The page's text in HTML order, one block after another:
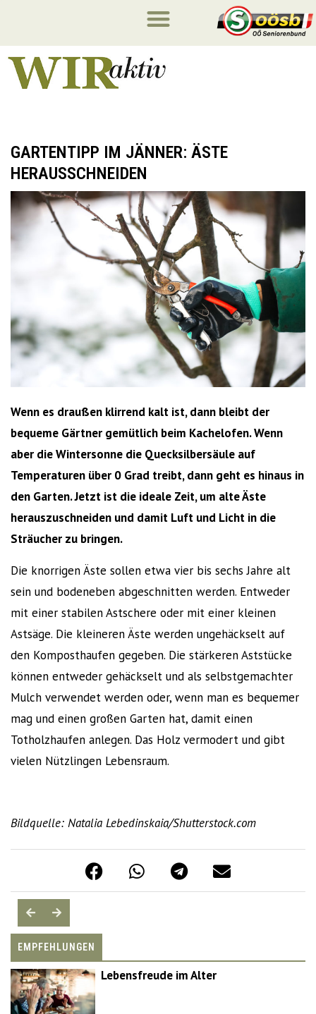
GARTENTIPP IM JÄNNER: ÄSTE
HERAUSSCHNEIDEN
Wenn es draußen klirrend kalt ist, dann bleibt der
bequeme Gärtner gemütlich beim Kachelofen. Wenn
aber die Wintersonne die Quecksilbersäule auf
Temperaturen über 0 Grad treibt, dann geht es hinaus in
den Garten. Jetzt ist die ideale Zeit, um alte Äste
herauszuschneiden und damit Luft und Licht in die
Sträucher zu bringen.
Die knorrigen Äste sollen etwa vier bis sechs Jahre alt
sein und bodeneben abgeschnitten werden. Entweder
mit einer stabilen Astschere oder mit einer kleinen
Astsäge. Die kleineren Äste werden ungehäckselt auf
den Komposthaufen gegeben. Die stärkeren Aststücke
können entweder gehäckselt und als selbstgemachter
Mulch verwendet werden oder, wenn man es bequemer
mag und einen großen Garten hat, damit einen
Totholzhaufen anlegen. Das Holz vermodert und gibt
vielen Nützlingen Lebensraum.
Bildquelle: Natalia Lebedinskaia/Shutterstock.com
EMPFEHLUNGEN
Lebensfreude im Alter